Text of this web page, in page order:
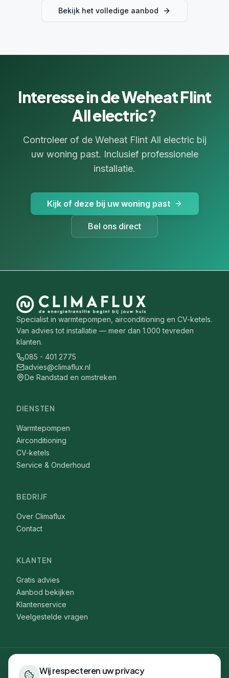
Wij respecteren uw privacy
Bekijk het volledige aanbod
Interesse in deWeheat Flint
All electric?
Controleer of de Weheat Flint All electricbij
uw woning past. Inclusief professionele
installatie.
Kijk of deze bij uw woning past
Bel ons direct
Specialist in warmtepompen, airconditioning en CV-ketels.
Van advies tot installatie — meer dan 1.000 tevreden
klanten.
085 - 401 2775
advies@climaflux.nl
De Randstad en omstreken
DIENSTEN
Warmtepompen
Airconditioning
CV-ketels
Service & Onderhoud
BEDRIJF
Over Climaflux
Contact
KLANTEN
Gratis advies
Aanbod bekijken
Klantenservice
Veelgestelde vragen
WARMTEPOMP:Alphen aan den Rijn·Amstelveen